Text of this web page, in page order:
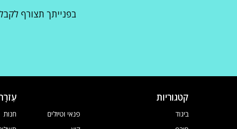
בפנייתך תצורף
קטגוריות
ביגוד
פנאי וטיולים
חנות